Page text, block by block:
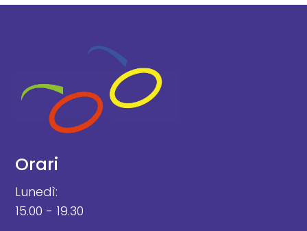
Orari
Lunedì:
15.00 - 19.30